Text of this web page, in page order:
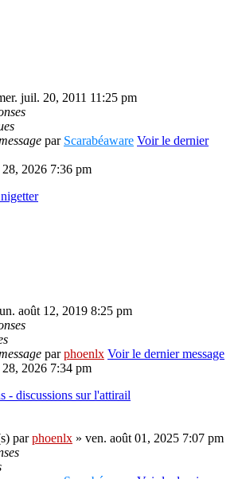
juil. 20, 2011 11:25 pm
par Scarabéaware Voir le dernier
2026 7:36 pm
août 12, 2019 8:25 pm
parphoenlx Voir le dernier message
2026 7:34 pm
- discussions sur l'attirail
parphoenlx » ven. août 01, 2025 7:07 pm